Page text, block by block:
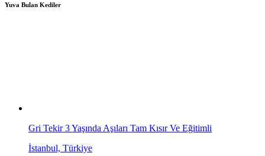
Yuva Bulan Kediler
Gri Tekir 3 Yaşında Aşıları Tam Kısır Ve Eğitimli
İstanbul, Türkiye